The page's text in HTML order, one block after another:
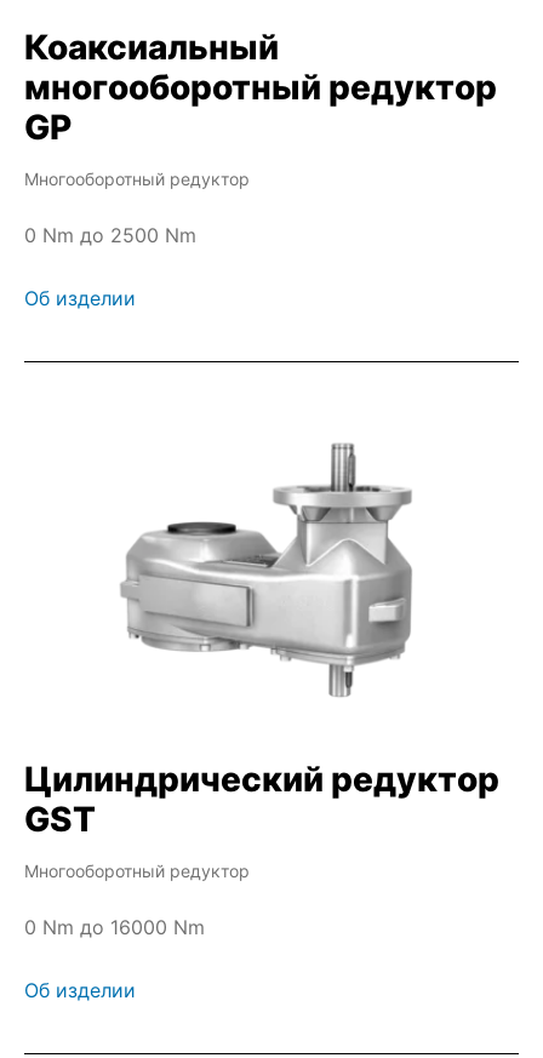
Коаксиальный
многооборотный редуктор
GP
Многооборотный редуктор
0 Nm до 2500 Nm
Об изделии
Цилиндрический редуктор
GST
Многооборотный редуктор
0 Nm до 16000 Nm
Об изделии